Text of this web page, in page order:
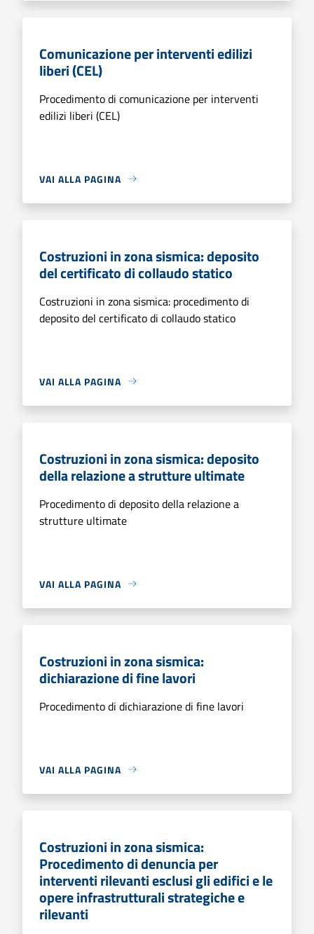
Comunicazione per interventi edilizi
liberi (CEL)
Procedimento di comunicazione per interventi
edilizi liberi (CEL)
VAI ALLA PAGINA
Costruzioni in zona sismica: deposito
del certificato di collaudo statico
Costruzioni in zona sismica: procedimento di
deposito del certificato di collaudo statico
VAI ALLA PAGINA
Costruzioni in zona sismica: deposito
della relazione a strutture ultimate
Procedimento di deposito della relazione a
strutture ultimate
VAI ALLA PAGINA
Costruzioni in zona sismica:
dichiarazione di fine lavori
Procedimento di dichiarazione di fine lavori
VAI ALLA PAGINA
Costruzioni in zona sismica:
Procedimento di denuncia per
interventi rilevanti esclusi gli edifici e le
opere infrastrutturali strategiche e
rilevanti